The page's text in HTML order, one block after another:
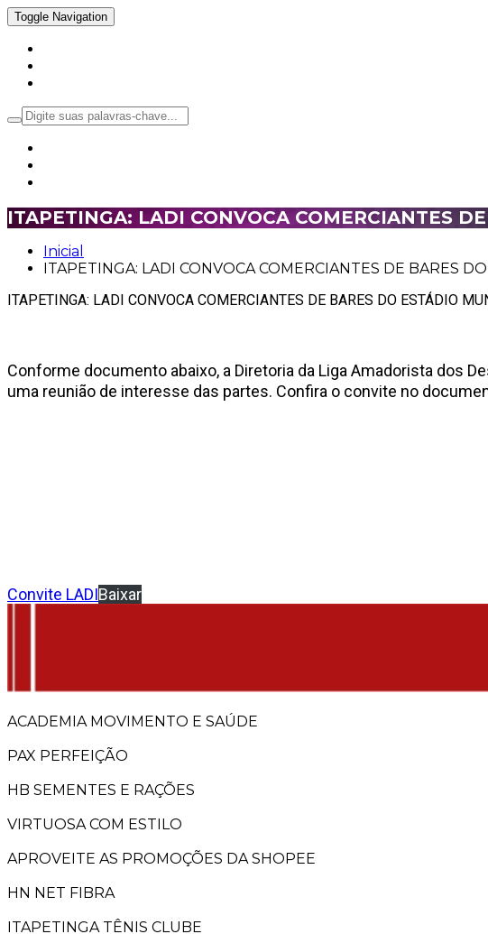
Toggle Navigation
ITAPETINGA: LADI CONVOCA COMERCIANTES
Inicial
ITAPETINGA: LADI CONVOCA COMERCIANTES DE BARES
ITAPETINGA: LADI CONVOCA COMERCIANTES DE BARES DO ESTÁDIO
Conforme documento abaixo, a Diretoria da Liga Amadorista dos
uma reunião de interesse das partes. Confira o convite no
Convite LADIBaixar
ACADEMIA MOVIMENTO E SAÚDE
PAX PERFEIÇÃO
HB SEMENTES E RAÇÕES
VIRTUOSA COM ESTILO
APROVEITE AS PROMOÇÕES DA SHOPEE
HN NET FIBRA
ITAPETINGA TÊNIS CLUBE